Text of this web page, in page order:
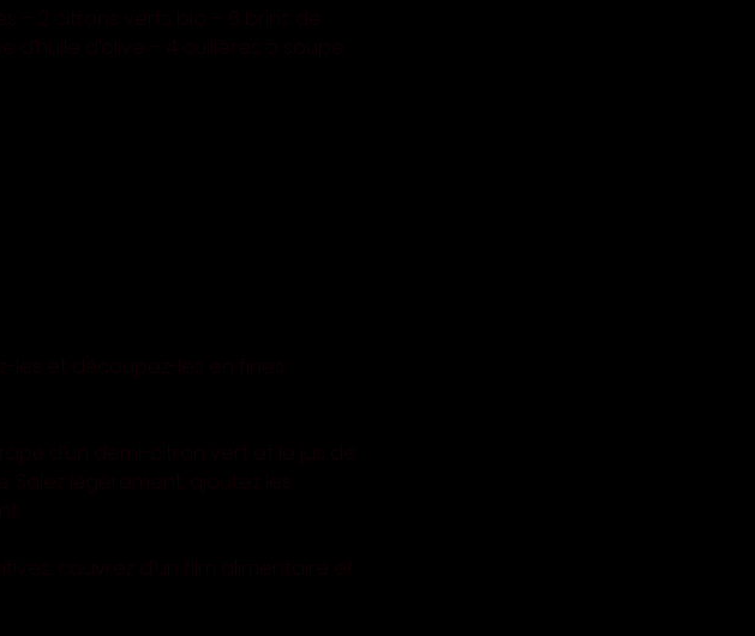
– 2 citrons verts bio – 6 brins de
d’olive – 4 cuillères à soupe
les et découpez-les en fines
d’un demi-citron vert et le jus de
Salez légèrement, ajoutez les
couvrez d’un film alimentaire et